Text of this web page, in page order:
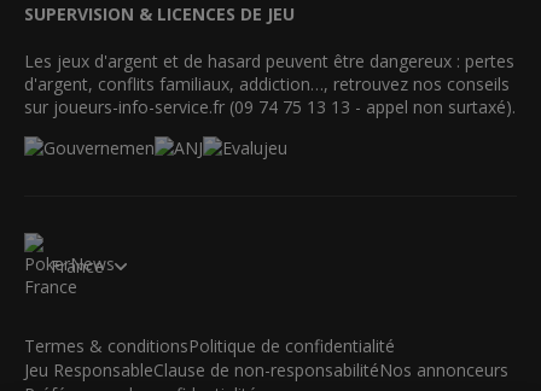
SUPERVISION & LICENCES DE JEU
Les jeux d'argent et de hasard peuvent être dangereux : pertes
d'argent, conflits familiaux, addiction…, retrouvez nos conseils
sur joueurs-info-service.fr (09 74 75 13 13 - appel non surtaxé).
France
Termes & conditionsPolitique de confidentialité
Jeu ResponsableClause de non-responsabilitéNos annonceurs